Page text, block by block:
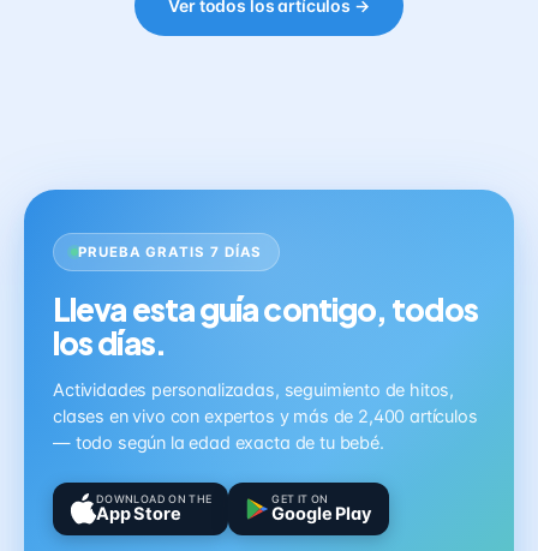
Ver todos los artículos →
PRUEBA GRATIS 7 DÍAS
Lleva esta guía contigo, todos
los días.
Actividades personalizadas, seguimiento de hitos,
clases en vivo con expertos y más de 2,400 artículos
— todo según la edad exacta de tu bebé.
DOWNLOAD ON THE
App Store
GET IT ON
Google Play